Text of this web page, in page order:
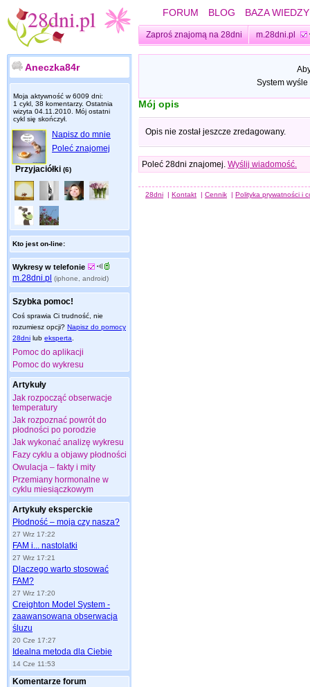
FORUM BLOG BAZA WIEDZY
Zaproś znajomą na 28dni m.28dni.pl
Aneczka84r
Moja aktywność w 6009 dni:
1 cykl, 38 komentarzy. Ostatnia
wizyta 04.11.2010 . Mój ostatni
cykl się skończył.
Napisz do mnie
Poleć znajomej
Przyjaciółki (6)
Kto jest on-line:
Wykresy w telefonie
m.28dni.pl (iphone, android)
Szybka pomoc!
Coś sprawia Ci trudność, nie
rozumiesz opcji? Napisz do pomocy
28dni lub eksperta
Pomoc do aplikacji
Pomoc do wykresu
Artykuły
Jak rozpocząć obserwacje
temperatury
Jak rozpoznać powrót do
płodności po porodzie
Jak wykonać analizę wykresu
Fazy cyklu a objawy płodności
Owulacja – fakty i mity
Przemiany hormonalne w
cyklu miesiączkowym
Artykuły eksperckie
Płodność – moja czy nasza?
27 Wrz 17:22
FAM i... nastolatki
27 Wrz 17:21
Dlaczego warto stosować
FAM?
27 Wrz 17:20
Creighton Model System -
zaawansowana obserwacja
śluzu
20 Cze 17:27
Idealna metoda dla Ciebie
14 Cze 11:53
Komentarze forum
System
Mój opis
Opis nie został jeszcze zredagowany.
Poleć 28dni znajomej. Wyślij wiadomość.
28dni | Kontakt | Cennik | Polityka prywatności i